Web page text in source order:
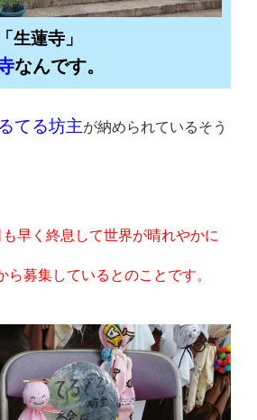
「生蓮寺」
なんです。
てる坊主が納められているそう
早く終息して世界が晴れやかに
ら募集しているとのことです。